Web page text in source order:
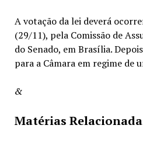
A votação da lei deverá
(29/11), pela Comissão de
do Senado, em Brasília.
para a Câmara em regime de
&
Matérias